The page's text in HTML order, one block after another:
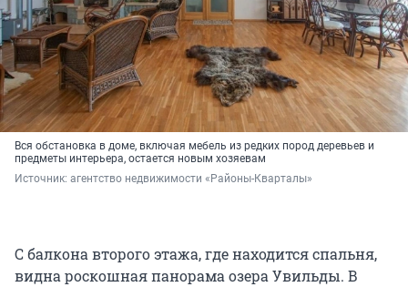
Вся обстановка в доме, включая мебель из редких пород деревьев и
предметы интерьера, остается новым хозяевам
Источник: агентство недвижимости «Районы-Кварталы»
С балкона второго этажа, где находится спальня,
видна роскошная панорама озера Увильды. В